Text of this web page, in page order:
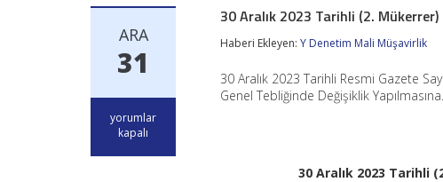
ARA
31
30
Aralık
yorumlar
kapalı
30 Aralık 2023 Tarihli (2.
Haberi Ekleyen:Y Denetim Mali Müşavirlik
30 Aralık 2023 Tarihli Resmi Gazete
Genel Tebliğinde Değişiklik
30 Aralık 2023 Tarihli